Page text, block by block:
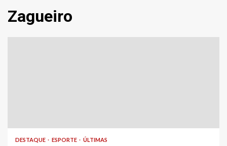
Zagueiro
DESTAQUE ESPORTE ÚLTIMAS